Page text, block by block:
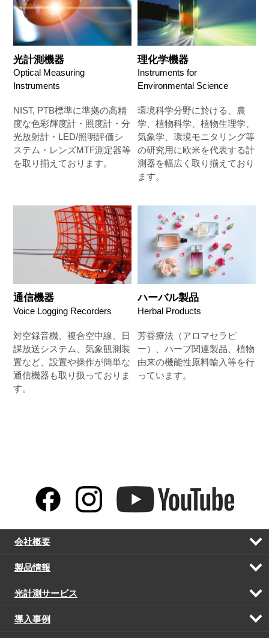
光計測機器
Optical Measuring
Instruments
NIST, PTB標準に準拠の高精
度な色彩輝度計・照度計・分
光放射計・LED/照明評価シ
ステム・レンズMTF測定器等
を取り揃えております。
理化学機器
Instruments for
Environmental Science
環境科学分野に於ける、農
学、植物科学、植物生理学、
気象学、環境モニタリング等
の研究用に欧米を代表する計
測器を幅広く取り揃えており
ます。
通信機器
Voice Logging Recorders
対空録音機、複合空中線、日
課放送システム、気象観測装
置など、設置や操作が簡単な
通信機器も取り扱っておりま
す。
ハーバル製品
Herbal Products
芳香療法（アロマセラピ
ー）、ハーブ関連製品、植物
由来の機能性原料輸入等を行
っています。
会社概要
開
製品情報
開
光計測サービス
開
導入事例
開